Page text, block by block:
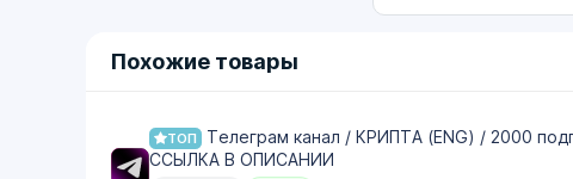
Похожие товары
ТОП
Телеграм канал / КРИПТА (ENG) / 2000
ССЫЛКА В ОПИСАНИИ